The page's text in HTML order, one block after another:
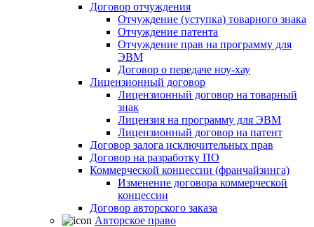
Договор отчуждения
Отчуждение (уступка) товарного знака
Отчуждение патента
Отчуждение прав на программу для
ЭВМ
Договор о передаче ноу-хау
Лицензионный договор
Лицензионный договор на товарный
знак
Лицензия на программу для ЭВМ
Лицензионный договор на патент
Договор залога исключительных прав
Договор на разработку ПО
Коммерческой концессии (франчайзинга)
Изменение договора коммерческой
концессии
Договор авторского заказа
Авторское право